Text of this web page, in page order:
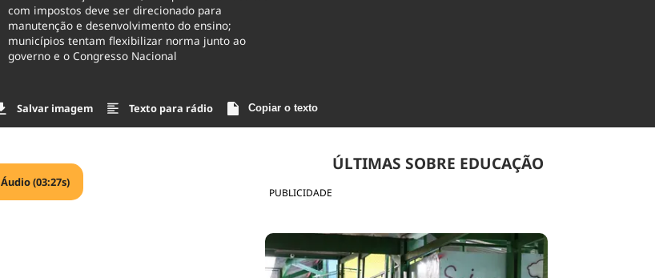
com impostos deve ser direcionado para
manutenção e desenvolvimento do ensino;
municípios tentam flexibilizar norma junto ao
governo e o Congresso Nacional
Salvar imagem Texto para rádio Copiar o texto
PUBLICIDADE
ÚLTIMAS SOBRE EDUCAÇÃO
Áudio (03:27s)